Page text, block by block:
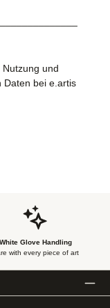
und
Daten bei e.artis
White Glove Handling
with every piece of art